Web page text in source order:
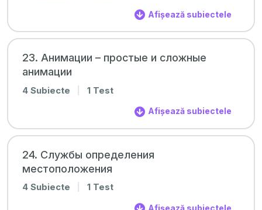
Afișează subiectele
23. Анимации – простые и сложные
анимации
4 Subiecte 1 Test
Afișează subiectele
24. Службы определения
местоположения
4 Subiecte 1 Test
Afișează subiectele